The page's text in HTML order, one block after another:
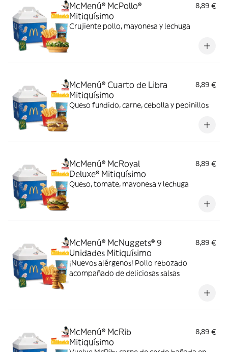
McMenú® McPollo®
Mitiquísimo
8,89 €
Crujiente pollo, mayonesa y lechuga
McMenú® Cuarto de Libra
Mitiquísimo
8,89 €
Queso fundido, carne, cebolla y pepinillos
McMenú® McRoyal
Deluxe® Mitiquísimo
8,89 €
Queso, tomate, mayonesa y lechuga
McMenú® McNuggets® 9
Unidades Mitiquísimo
8,89 €
¡Nuevos alérgenos! Pollo rebozado
acompañado de deliciosas salsas
McMenú® McRib
Mitiquísimo
8,89 €